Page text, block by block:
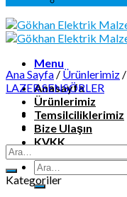
Menu
Anasayfa
Ürünlerimiz
Temsilciliklerimiz
Bize Ulaşın
KVKK
Ana Sayfa / Ürünlerimiz /
LAZER SENSÖRLER
Kategoriler